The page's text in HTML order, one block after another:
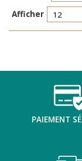
TENTER
Afficher
PAIEMENT